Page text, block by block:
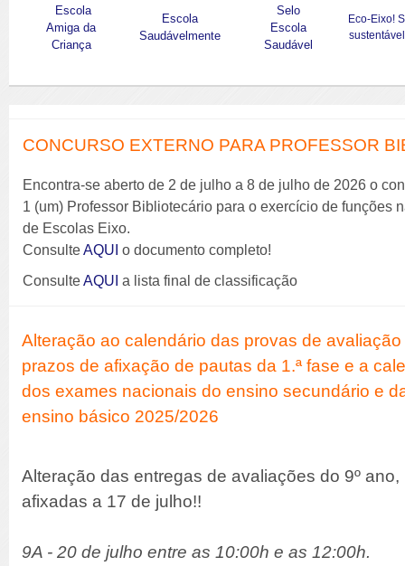
Escola
Amiga da
Criança
Escola
Saudávelmente
Selo
Escola
Saudável
Eco-Eixo!
CONCURSO EXTERNO PARA PROFESSOR
Encontra-se aberto de 2 de julho a 8 de julho de 2026 o
1 (um) Professor Bibliotecário para o exercício de funções
de Escolas Eixo.
ConsulteAQUI o documento completo!
ConsulteAQUI a lista final de classificação
Alteração ao calendário das provas de
prazos de afixação de pautas da 1.ª fase e a
dos exames nacionais do ensino secundário e
ensino básico 2025/2026
Alteração das entregas de avaliações do 9º
afixadas a 17 de julho!!
9A - 20 de julho entre as 10:00h e as 12:00h.